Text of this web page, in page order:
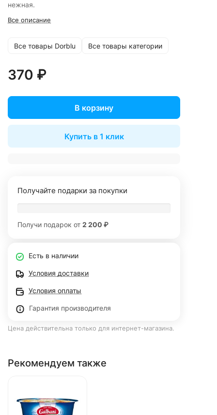
нежная.
Все описание
Все товары Dorblu Все товары категории
370 ₽
В корзину
Купить в 1 клик
Получайте подарки за покупки
Получи подарок от 2 200 ₽
Есть в наличии
Условия доставки
Условия оплаты
Гарантия производителя
Цена действительна только для интернет-магазина.
Рекомендуем также